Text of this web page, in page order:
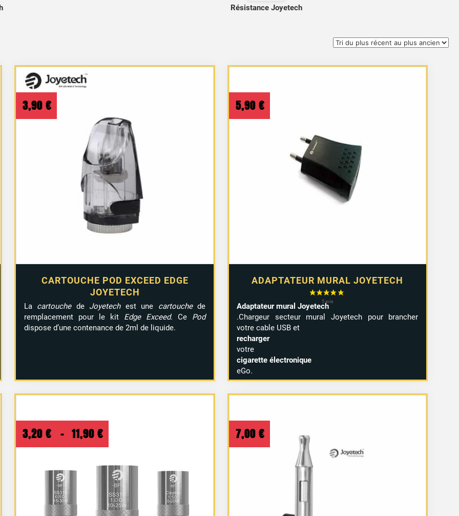
Résistance Joyetech
CARTOUCHE POD EXCEED EDGE
JOYETECH
3,90€
La cartouchede Joyetechest une cartouchede
remplacement pour le kit Edge Exceed. Ce Pod
dispose d’une contenance de 2ml de liquide.
ADAPTATEUR MURAL JOYETECH
5,90 €
Adaptateur mural Joyetech
.Chargeur secteur mural Joyetech pour brancher
votre cable USB et
recharger
votre
cigarette électronique
eGo.
3,20€ – 11,90€
de
prix :
3,20 €
à
7,00 €